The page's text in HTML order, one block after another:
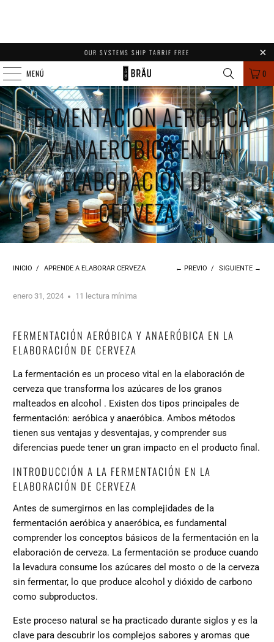
OUR SYSTEMS SHIP TARRIF FREE
MENÚ 0
FERMENTACIÓN AERÓBICA
Y ANAERÓBICA EN LA
ELABORACIÓN DE
CERVEZA
INICIO / APRENDE A ELABORAR CERVEZA ← PREVIO / SIGUIENTE →
enero 31, 2024 11 lectura mínima
FERMENTACIÓN AERÓBICA Y ANAERÓBICA EN LA
ELABORACIÓN DE CERVEZA
La fermentación es un proceso vital en la elaboración de
cerveza quetransforma los azúcares de los granos
malteados en alcohol . Existen dos tipos principales de
fermentación: aeróbica y anaeróbica. Ambos métodos
tienen sus ventajas y desventajas, y comprender sus
diferencias puede tener un gran impacto en el producto final.
INTRODUCCIÓN A LA FERMENTACIÓN EN LA
ELABORACIÓN DE CERVEZA
Antes de sumergirnos en las complejidades de la
fermentación aeróbica y anaeróbica, es fundamental
comprender los conceptos básicos de la fermentación en la
elaboración de cerveza. La fermentación se produce cuando
la levadura consume los azúcares del mosto o de la cerveza
sin fermentar, lo que produce alcohol y dióxido de carbono
como subproductos.
Este proceso natural se ha practicado durante siglos y es la
clave para descubrir los complejos sabores y aromas que